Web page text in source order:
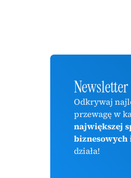
Newsletter
Odkrywaj
przewagę w
największej
biznesowych
działa!